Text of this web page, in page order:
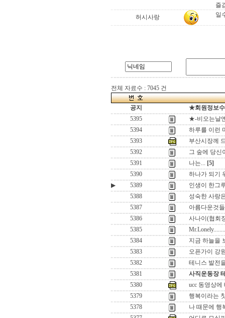
즐
허시사랑
일
전체 자료수 : 7045 건
공지
★회원정보
5395
★-비오는날
5394
하루를 이런
5393
부산시장께
5392
그 숲에 당신
5391
나는... [5]
5390
하나가 되기
▶
5389
인생이 한그
5388
성숙한 사랑
5387
아름다운것
5386
사나이(협회
5385
5384
지금 하늘을
5383
오픈가이 강
5382
테니스 발전
5381
사직운동장
5380
ucc 동영상에
5379
행복이라는
5378
나 때문에 행